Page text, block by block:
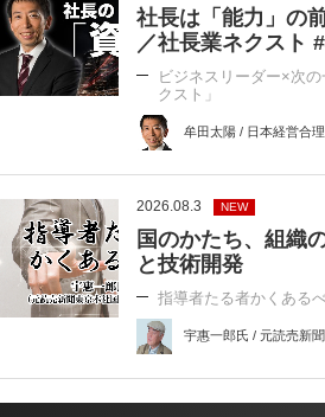
社長は「能力」の
／社長業ネクスト
ビジネスリーダー×次
クスト」
牟田太陽 / 日本経営合
2026.08.3 NEW
国のかたち、組織
と技術開発
指導者たる者かくある
宇惠一郎氏 / 元読売新